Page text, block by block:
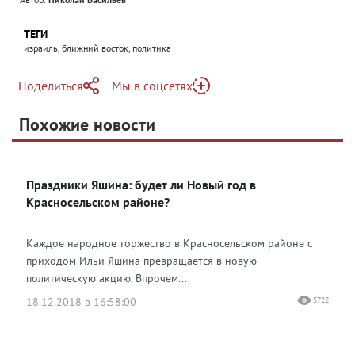
ТЕГИ
израиль, ближний восток, политика
Поделиться
Telegram
Одноклассники
Мы в соцсетях
Яндекс Дзен
Похожие новости
Праздники Яшина: будет ли Новый год в
Красносельском районе?
Каждое народное торжество в Красносельском районе с
приходом Ильи Яшина превращается в новую
политическую акцию. Впрочем...
18.12.2018 в 16:58:00
5722